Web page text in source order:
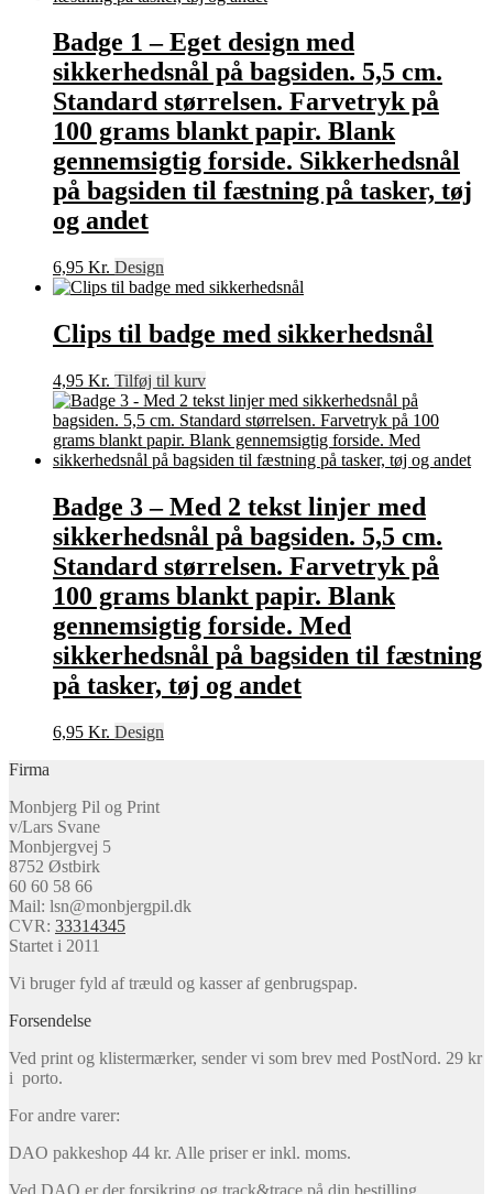
Badge 1 – Eget design med
sikkerhedsnål på bagsiden. 5,5 cm.
Standard størrelsen. Farvetryk på
100 grams blankt papir. Blank
gennemsigtig forside. Sikkerhedsnål
på bagsiden til fæstning på tasker, tøj
og andet
6,95 Kr. Design
Clips til badge med sikkerhedsnål
4,95 Kr. Tilføj til kurv
Badge 3 – Med 2 tekst linjer med
sikkerhedsnål på bagsiden. 5,5 cm.
Standard størrelsen. Farvetryk på
100 grams blankt papir. Blank
gennemsigtig forside. Med
sikkerhedsnål på bagsiden til fæstning
på tasker, tøj og andet
6,95 Kr. Design
Firma
Monbjerg Pil og Print
v/Lars Svane
Monbjergvej 5
8752 Østbirk
60 60 58 66
Mail: lsn@monbjergpil.dk
CVR: 33314345
Startet i 2011
Vi bruger fyld af træuld og kasser af genbrugspap.
Forsendelse
Ved print og klistermærker, sender vi som brev med PostNord. 29 kr
i porto.
For andre varer:
DAO pakkeshop 44 kr. Alle priser er inkl. moms.
Ved DAO er der forsikring og track&trace på din bestilling.